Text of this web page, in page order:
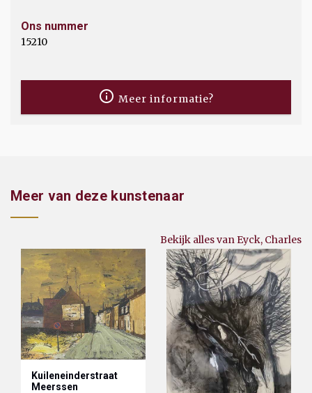
Ons nummer
15210
Meer informatie?
Meer van deze kunstenaar
Bekijk alles van Eyck, Charles
Kuileneinderstraat
Meerssen